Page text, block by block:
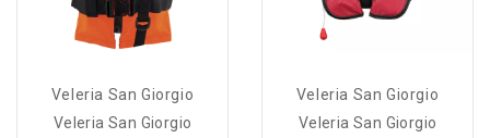
Veleria San Giorgio
Veleria San Giorgio
Veleria San Giorgio
Veleria San Giorgio